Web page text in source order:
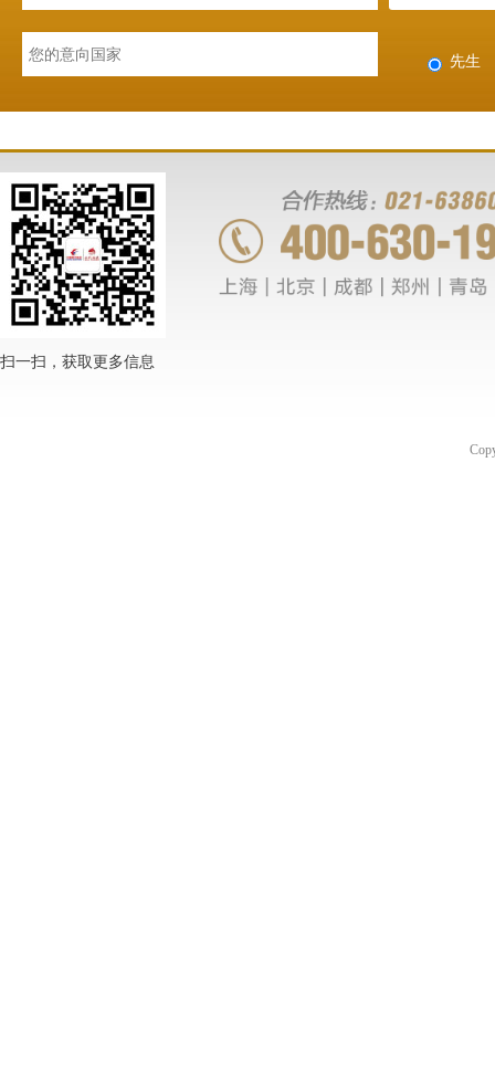
先生
扫一扫，获取更多信息